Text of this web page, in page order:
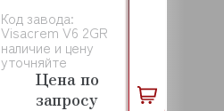
Код завода:
Visacrem V6 2GR
наличие и цену
уточняйте
Цена по
запросу